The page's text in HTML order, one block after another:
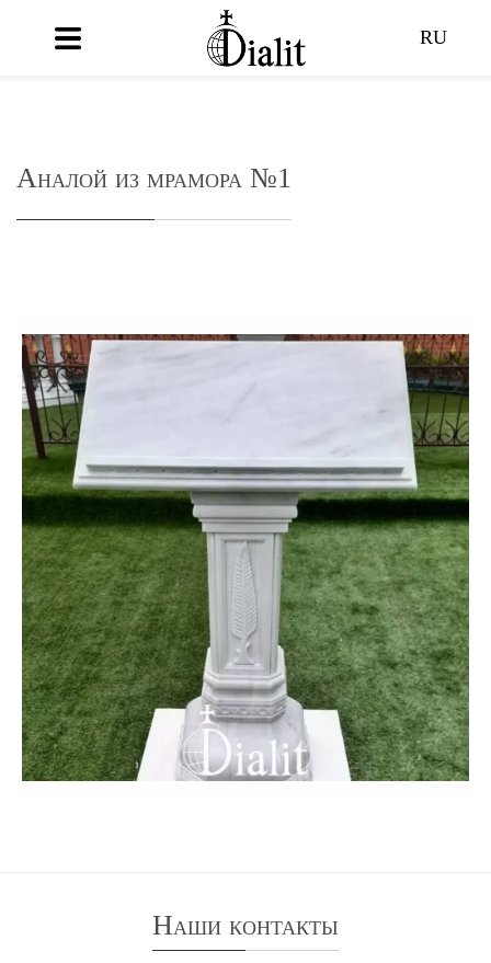
RU
Аналой из мрамора №1
Наши контакты